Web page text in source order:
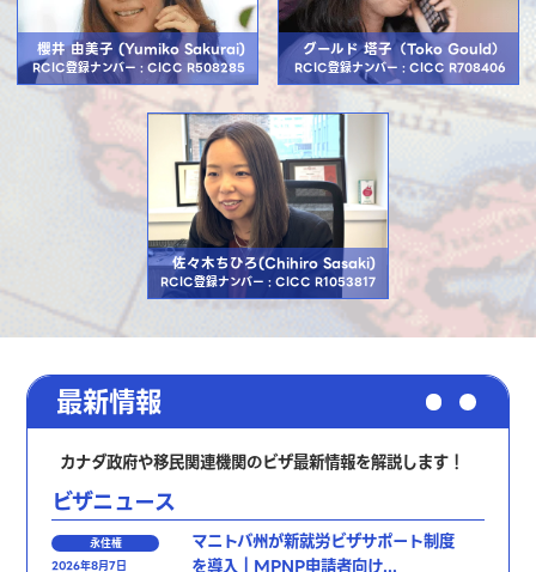
櫻井 由美子 (Yumiko Sakurai)
RCIC登録ナンバー : CICC R508285
グールド 塔子（Toko Gould）
RCIC登録ナンバー : CICC R708406
佐々木ちひろ(Chihiro Sasaki)
RCIC登録ナンバー : CICC R1053817
最新情報
カナダ政府や移民関連機関のビザ最新情報を解説します！
ビザニュース
永住権
2026年8月7日
マニトバ州が新就労ビザサポート制度